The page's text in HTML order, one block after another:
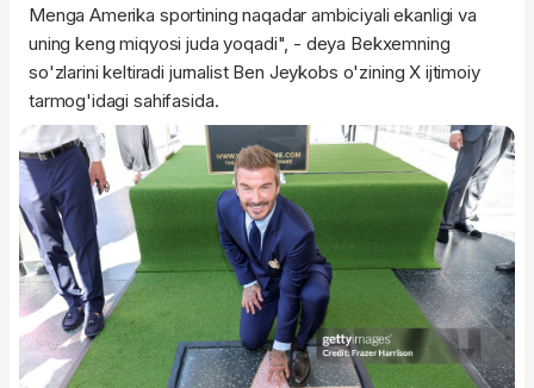
Menga Amerika sportining naqadar ambiciyali ekanligi va
uning keng miqyosi juda yoqadi", - deya Bekxemning
so'zlarini keltiradi jurnalist Ben Jeykobs o'zining X ijtimoiy
tarmog'idagi sahifasida.